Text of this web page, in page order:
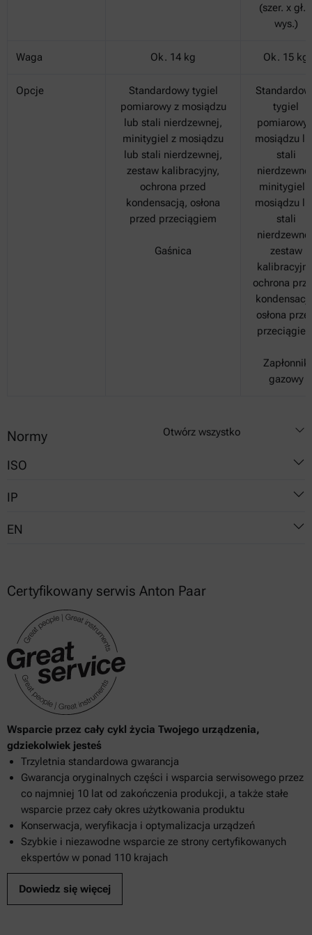
(szer. x gł.
wys.)
Waga Ok. 14 kg Ok. 15 kg
Opcje
Standardowy tygiel
pomiarowy z mosiądzu
lub stali nierdzewnej,
minitygiel z mosiądzu
lub stali nierdzewnej,
zestaw kalibracyjny,
ochrona przed
kondensacją, osłona
przed przeciągiem
Gaśnica
tygiel
pomiarowy
mosiądzu
stali
minitygiel z
mosiądzu
stali
zestaw
ochrona
osłona
Zapłonnik
gazowy
Normy Otwórz wszystko
ISO
1516
1523
IP
170
492
EN
Certyfikowany serwis Anton Paar
Wsparcie przez cały cykl życia Twojego urządzenia,
gdziekolwiek jesteś
Trzyletnia standardowa gwarancja
Gwarancja oryginalnych części i wsparcia serwisowego przez
co najmniej 10 lat od zakończenia produkcji, a także stałe
wsparcie przez cały okres użytkowania produktu
Konserwacja, weryfikacja i optymalizacja urządzeń
Szybkie i niezawodne wsparcie ze strony certyfikowanych
ekspertów w ponad 110 krajach
Dowiedz się więcej